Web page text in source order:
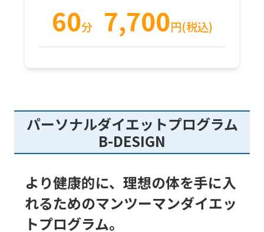
60分 7,700円(税込)
パーソナルダイエットプログラム
B-DESIGN
より健康的に、理想の体を手に入
れるためのマンツーマンダイエッ
トプログラム。
Automatic